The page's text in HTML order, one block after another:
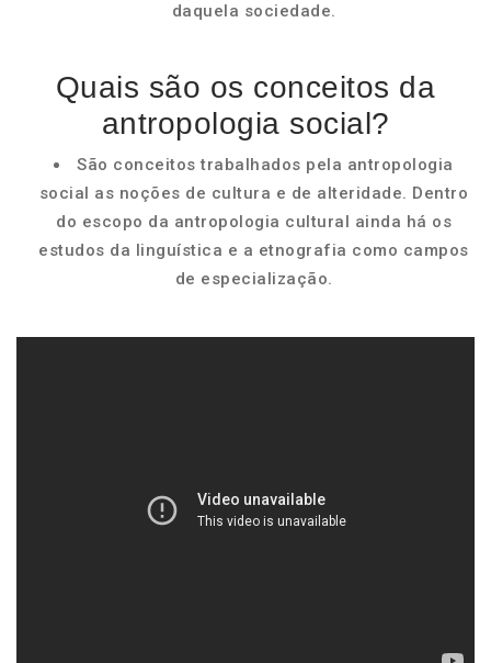
daquela sociedade.
Quais são os conceitos da
antropologia social?
São conceitos trabalhados pela antropologia
social as noções de cultura e de alteridade. Dentro
do escopo da antropologia cultural ainda há os
estudos da linguística e a etnografia como campos
de especialização.